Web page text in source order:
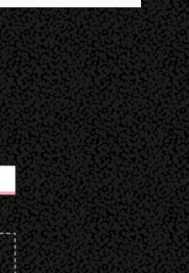
exército’… Essas coisas me fizeram
exército. Eu disse; ‘vou mostrar
é seu status de relacionamento
Em maio deste ano, Mbappé foi
primeira vez ao lado de Inès Rau .
trans, então, passou a ser
como namorada do atleta. No
os dois nunca confirmaram que a
Quem é Inès Rau? Inès Rau é
de descendência argelina
em Paris, França. Ela ficou famosa
a primeira playmate trans da
, em novembro de 2017. Ela realizou
de redesignação sexual aos 18
sua identidade transgênero só se
quando ela posou na revista
sua biografia 'Femme' , publicada
"Eu vivi muito tempo sem falar
Eu namorei muito e
Eu ti...